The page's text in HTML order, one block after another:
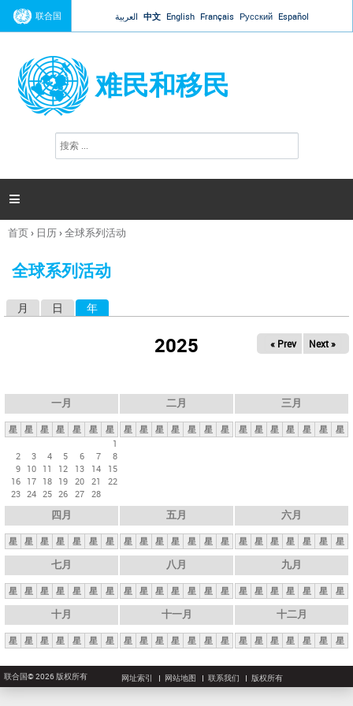
Jump to navigation
联合国 العربية 中文 English Français Русский Español
难民和移民
搜
索

你
这
首页› 日历›全球系列活动
全球系列活动
月 日 年
2025 « Prev Next »
一月
星 星 星 星 星 星
星
1
2
3 4 5 6 7
8
9 10 11 12 13 14
15
16 17 18 19 20 21
22
23 24 25 26 27 28
二月
星 星 星 星 星 星 星
三月
星 星 星 星 星 星 星
四月
星 星 星 星 星 星 星
五月
星 星 星 星 星 星 星
六月
星 星 星 星 星 星 星
七月
星 星 星 星 星 星 星
八月
星 星 星 星 星 星 星
九月
星 星 星 星 星 星 星
十月
星 星 星 星 星 星 星
十一月
星 星 星 星 星 星 星
十二月
星 星 星 星 星 星 星
联合国© 2026 版权所有 网址索引 网站地图 联系我们 版权所有